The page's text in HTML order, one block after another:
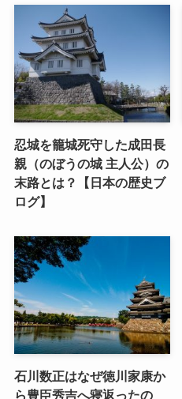
忍城を籠城死守した成田長
親（のぼうの城 主人公）の
末路とは？【日本の歴史ブ
ログ】
石川数正はなぜ徳川家康か
ら豊臣秀吉へ寝返ったの